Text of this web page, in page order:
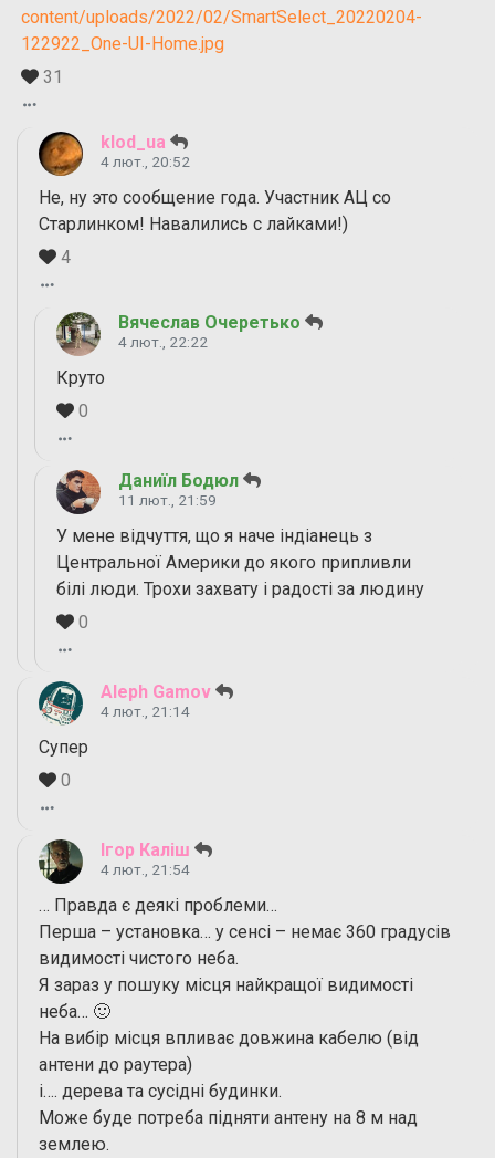
content/uploads/2022/02/SmartSelect_20220204-
122922_One-UI-Home.jpg
31
klod_ua
4 лют., 20:52
Не, ну это сообщение года. Участник АЦ со
Старлинком! Навалились с лайками!)
4
Вячеслав Очеретько
4 лют., 22:22
Круто
0
Даниїл Бодюл
11 лют., 21:59
У мене відчуття, що я наче індіанець з
Центральної Америки до якого припливли
білі люди. Трохи захвату і радості за людину
0
Aleph Gamov
4 лют., 21:14
Супер
0
Ігор Каліш
4 лют., 21:54
… Правда є деякі проблеми…
Перша – установка… у сенсі – немає 360 градусів
видимості чистого неба.
Я зараз у пошуку місця найкращої видимості
неба… 🙂
На вибір місця впливає довжина кабелю (від
антени до раутера)
і…. дерева та сусідні будинки.
Може буде потреба підняти антену на 8 м над
землею.